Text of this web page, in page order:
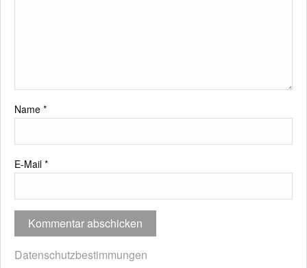
Name *
E-Mail *
Datenschutzbestimmungen